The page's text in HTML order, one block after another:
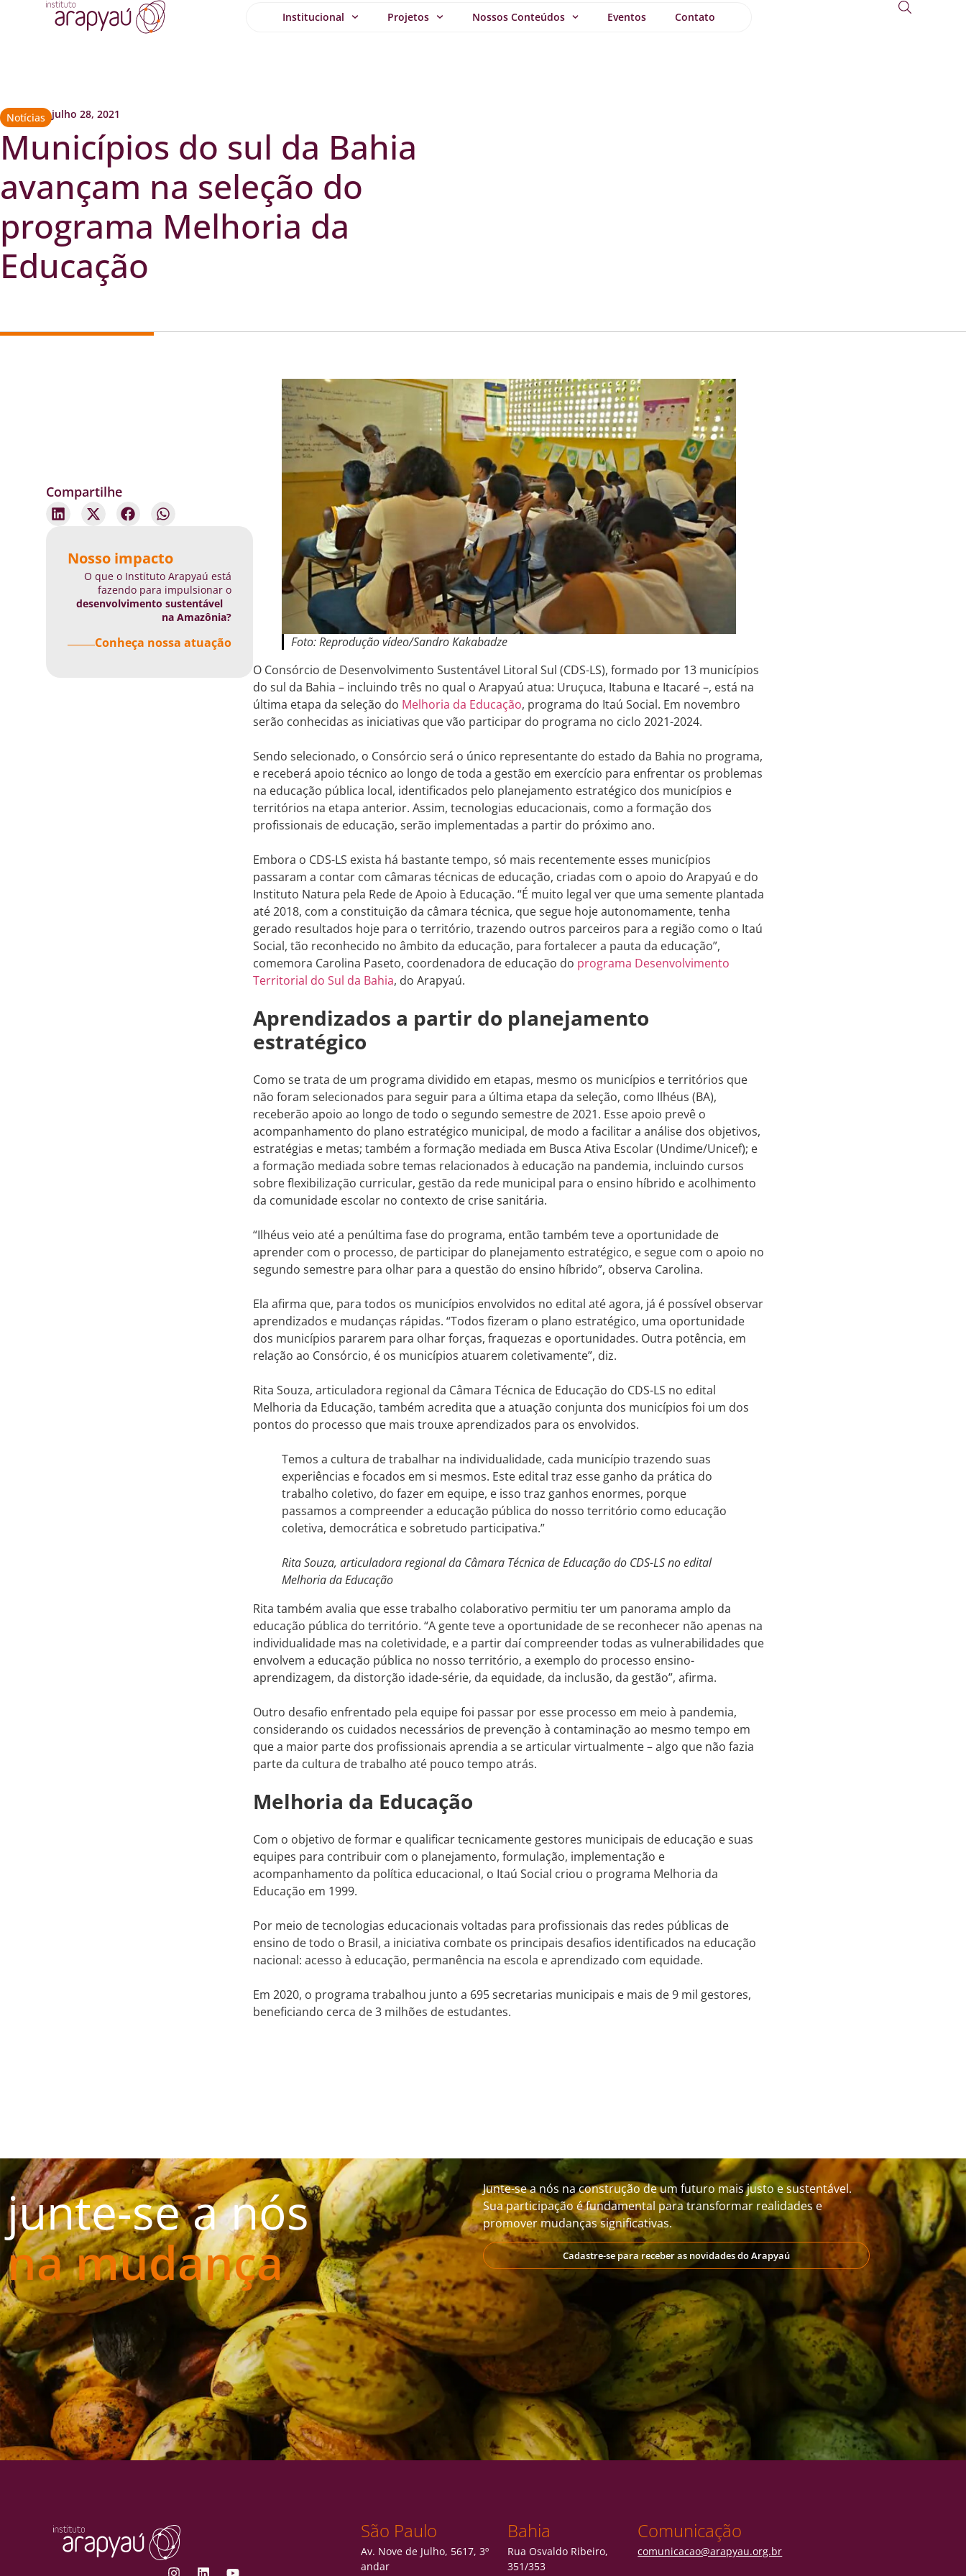
Institucional Projetos Nossos Conteúdos Eventos Contato
Notícias julho 28, 2021
Municípios do sul da Bahia
avançam na seleção do
programa Melhoria da
Educação
Compartilhe
Nosso impacto
O que o Instituto Arapyaú está
fazendo para impulsionar o
desenvolvimento sustentável
na Amazônia?
Conheça nossa atuação
Foto: Reprodução vídeo/Sandro Kakabadze
O Consórcio de Desenvolvimento Sustentável Litoral Sul (CDS-LS), formado por 13 municípios
do sul da Bahia – incluindo três no qual o Arapyaú atua: Uruçuca, Itabuna e Itacaré –, está na
última etapa da seleção do Melhoria da Educação, programa do Itaú Social. Em novembro
serão conhecidas as iniciativas que vão participar do programa no ciclo 2021-2024.
Sendo selecionado, o Consórcio será o único representante do estado da Bahia no programa,
e receberá apoio técnico ao longo de toda a gestão em exercício para enfrentar os problemas
na educação pública local, identificados pelo planejamento estratégico dos municípios e
territórios na etapa anterior. Assim, tecnologias educacionais, como a formação dos
profissionais de educação, serão implementadas a partir do próximo ano.
Embora o CDS-LS exista há bastante tempo, só mais recentemente esses municípios
passaram a contar com câmaras técnicas de educação, criadas com o apoio do Arapyaú e do
Instituto Natura pela Rede de Apoio à Educação. “É muito legal ver que uma semente plantada
até 2018, com a constituição da câmara técnica, que segue hoje autonomamente, tenha
gerado resultados hoje para o território, trazendo outros parceiros para a região como o Itaú
Social, tão reconhecido no âmbito da educação, para fortalecer a pauta da educação”,
comemora Carolina Paseto, coordenadora de educação do programa Desenvolvimento
Territorial do Sul da Bahia, do Arapyaú.
Aprendizados a partir do planejamento
estratégico
Como se trata de um programa dividido em etapas, mesmo os municípios e territórios que
não foram selecionados para seguir para a última etapa da seleção, como Ilhéus (BA),
receberão apoio ao longo de todo o segundo semestre de 2021. Esse apoio prevê o
acompanhamento do plano estratégico municipal, de modo a facilitar a análise dos objetivos,
estratégias e metas; também a formação mediada em Busca Ativa Escolar (Undime/Unicef); e
a formação mediada sobre temas relacionados à educação na pandemia, incluindo cursos
sobre flexibilização curricular, gestão da rede municipal para o ensino híbrido e acolhimento
da comunidade escolar no contexto de crise sanitária.
“Ilhéus veio até a penúltima fase do programa, então também teve a oportunidade de
aprender com o processo, de participar do planejamento estratégico, e segue com o apoio no
segundo semestre para olhar para a questão do ensino híbrido”, observa Carolina.
Ela afirma que, para todos os municípios envolvidos no edital até agora, já é possível observar
aprendizados e mudanças rápidas. “Todos fizeram o plano estratégico, uma oportunidade
dos municípios pararem para olhar forças, fraquezas e oportunidades. Outra potência, em
relação ao Consórcio, é os municípios atuarem coletivamente”, diz.
Rita Souza, articuladora regional da Câmara Técnica de Educação do CDS-LS no edital
Melhoria da Educação, também acredita que a atuação conjunta dos municípios foi um dos
pontos do processo que mais trouxe aprendizados para os envolvidos.
Temos a cultura de trabalhar na individualidade, cada município trazendo suas
experiências e focados em si mesmos. Este edital traz esse ganho da prática do
trabalho coletivo, do fazer em equipe, e isso traz ganhos enormes, porque
passamos a compreender a educação pública do nosso território como educação
coletiva, democrática e sobretudo participativa.”
Rita Souza, articuladora regional da Câmara Técnica de Educação do CDS-LS no edital
Melhoria da Educação
Rita também avalia que esse trabalho colaborativo permitiu ter um panorama amplo da
educação pública do território. “A gente teve a oportunidade de se reconhecer não apenas na
individualidade mas na coletividade, e a partir daí compreender todas as vulnerabilidades que
envolvem a educação pública no nosso território, a exemplo do processo ensino-
aprendizagem, da distorção idade-série, da equidade, da inclusão, da gestão”, afirma.
Outro desafio enfrentado pela equipe foi passar por esse processo em meio à pandemia,
considerando os cuidados necessários de prevenção à contaminação ao mesmo tempo em
que a maior parte dos profissionais aprendia a se articular virtualmente – algo que não fazia
parte da cultura de trabalho até pouco tempo atrás.
Melhoria da Educação
Com o objetivo de formar e qualificar tecnicamente gestores municipais de educação e suas
equipes para contribuir com o planejamento, formulação, implementação e
acompanhamento da política educacional, o Itaú Social criou o programa Melhoria da
Educação em 1999.
Por meio de tecnologias educacionais voltadas para profissionais das redes públicas de
ensino de todo o Brasil, a iniciativa combate os principais desafios identificados na educação
nacional: acesso à educação, permanência na escola e aprendizado com equidade.
Em 2020, o programa trabalhou junto a 695 secretarias municipais e mais de 9 mil gestores,
beneficiando cerca de 3 milhões de estudantes.
junte-se a nós
na mudança
Junte-se a nós na construção de um futuro mais justo e sustentável.
Sua participação é fundamental para transformar realidades e
promover mudanças significativas.
Cadastre-se para receber as novidades do Arapyaú
São Paulo
Av. Nove de Julho, 5617, 3º
andar
Bahia
Rua Osvaldo Ribeiro,
351/353
Comunicação
comunicacao@arapyau.org.br